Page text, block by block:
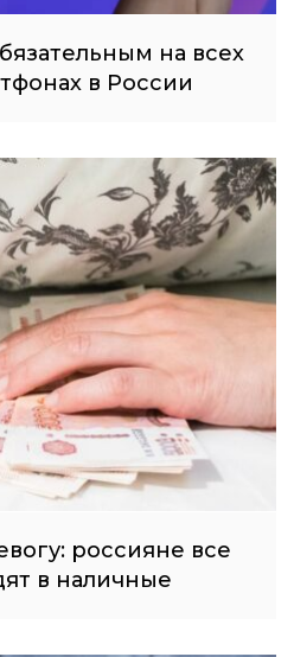
на всех
в России
россияне все
в наличные